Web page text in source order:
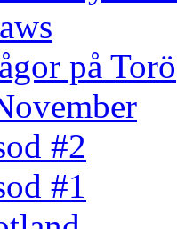
på Torö
#2
#1